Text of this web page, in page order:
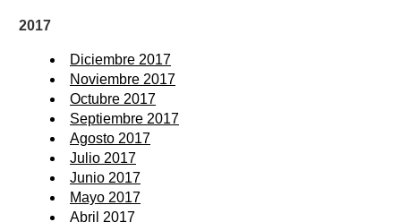
2017
Diciembre 2017
Noviembre 2017
Octubre 2017
Septiembre 2017
Agosto 2017
Julio 2017
Junio 2017
Mayo 2017
Abril 2017